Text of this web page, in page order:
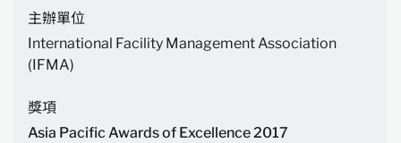
主辦單位
International Facility Management Association
(IFMA)
獎項
Asia Pacific Awards of Excellence 2017